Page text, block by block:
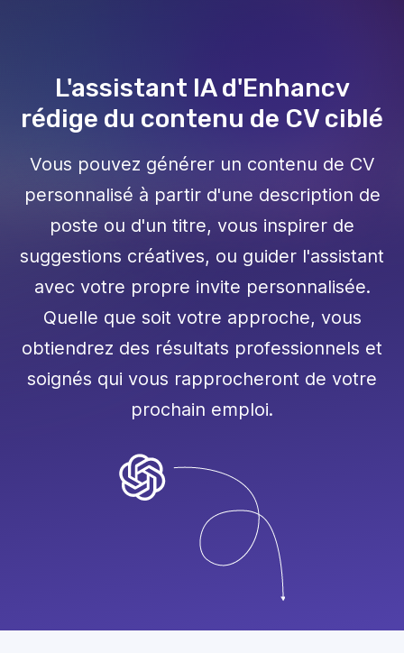
L'assistant IA d'Enhancv
rédige du contenu de CV ciblé
Vous pouvez générer un contenu de CV
personnalisé à partir d'une description de
poste ou d'un titre, vous inspirer de
suggestions créatives, ou guider l'assistant
avec votre propre invite personnalisée.
Quelle que soit votre approche, vous
obtiendrez des résultats professionnels et
soignés qui vous rapprocheront de votre
prochain emploi.